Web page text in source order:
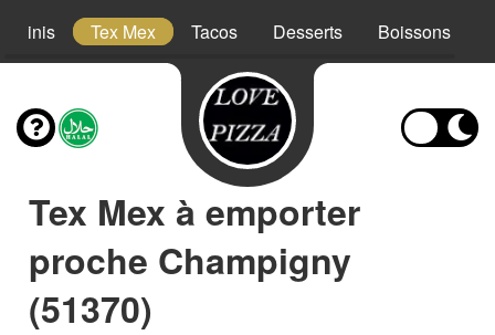
Tex Mex Tacos Desserts Boissons
Tex Mex à emporter
proche Champigny
(51370)